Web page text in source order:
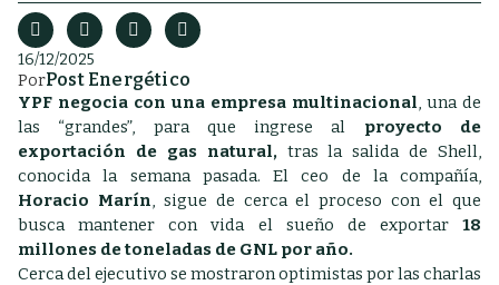
16/12/2025
PorPost Energético
YPF negocia con una empresa multinacional , una de
las “grandes”, para que ingrese al proyecto de
exportación de gas natural, tras la salida de Shell,
conocida la semana pasada. El ceo de la compañía,
Horacio Marín , sigue de cerca el proceso con el que
busca mantener con vida el sueño de exportar18
millones de toneladas de GNL por año.
Cerca del ejecutivo se mostraron optimistas por las charlas